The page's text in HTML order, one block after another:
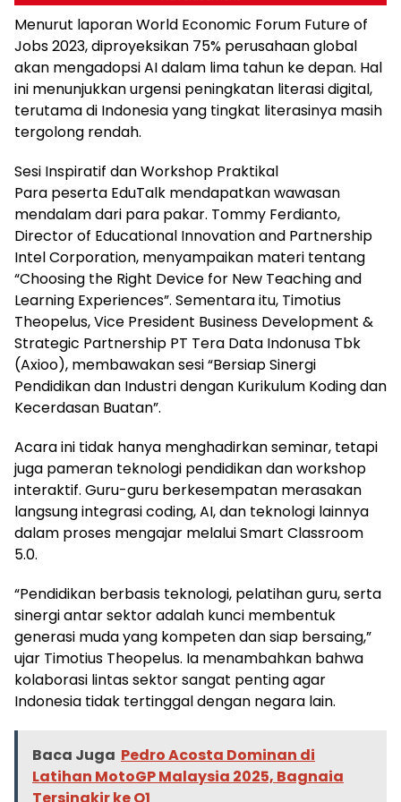
Menurut laporan World Economic Forum Future of
Jobs 2023, diproyeksikan 75% perusahaan global
akan mengadopsi AI dalam lima tahun ke depan. Hal
ini menunjukkan urgensi peningkatan literasi digital,
terutama di Indonesia yang tingkat literasinya masih
tergolong rendah.
Sesi Inspiratif dan Workshop Praktikal
Para peserta EduTalk mendapatkan wawasan
mendalam dari para pakar. Tommy Ferdianto,
Director of Educational Innovation and Partnership
Intel Corporation, menyampaikan materi tentang
“Choosing the Right Device for New Teaching and
Learning Experiences”. Sementara itu, Timotius
Theopelus, Vice President Business Development &
Strategic Partnership PT Tera Data Indonusa Tbk
(Axioo), membawakan sesi “Bersiap Sinergi
Pendidikan dan Industri dengan Kurikulum Koding dan
Kecerdasan Buatan”.
Acara ini tidak hanya menghadirkan seminar, tetapi
juga pameran teknologi pendidikan dan workshop
interaktif. Guru-guru berkesempatan merasakan
langsung integrasi coding, AI, dan teknologi lainnya
dalam proses mengajar melalui Smart Classroom
5.0.
“Pendidikan berbasis teknologi, pelatihan guru, serta
sinergi antar sektor adalah kunci membentuk
generasi muda yang kompeten dan siap bersaing,”
ujar Timotius Theopelus. Ia menambahkan bahwa
kolaborasi lintas sektor sangat penting agar
Indonesia tidak tertinggal dengan negara lain.
Baca Juga Pedro Acosta Dominan di
Latihan MotoGP Malaysia 2025, Bagnaia
Tersingkir ke Q1